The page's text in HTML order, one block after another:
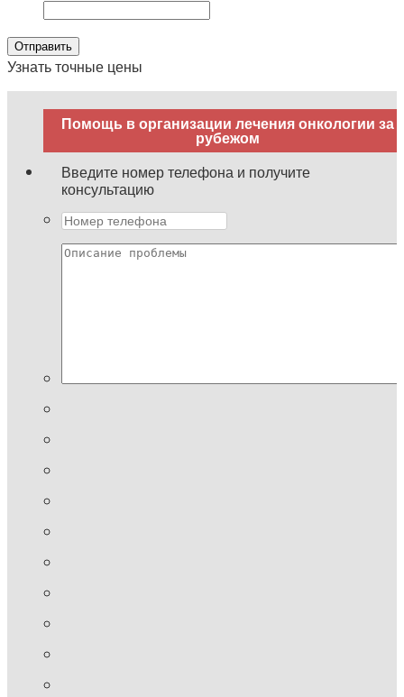
Узнать точные цены
Помощь в организации лечения онкологии за
рубежом
Введите номер телефона и получите
консультацию